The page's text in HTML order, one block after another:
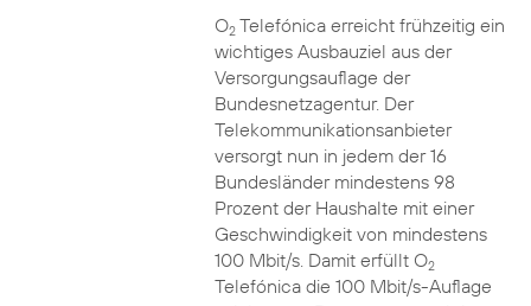
O2Telefónica erreicht frühzeitig ein
wichtiges Ausbauziel aus der
Versorgungsauflage der
Bundesnetzagentur. Der
Telekommunikationsanbieter
versorgt nun in jedem der 16
Bundesländer mindestens 98
Prozent der Haushalte mit einer
Geschwindigkeit von mindestens
100 Mbit/s. Damit erfüllt O2
Telefónica die 100 Mbit/s-Auflage